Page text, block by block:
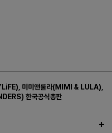
미미앤룰라(MIMI & LULA)
한국공식총판